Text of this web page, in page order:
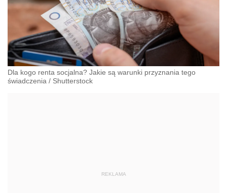
Dla kogo renta socjalna? Jakie są warunki przyznania tego
świadczenia / Shutterstock